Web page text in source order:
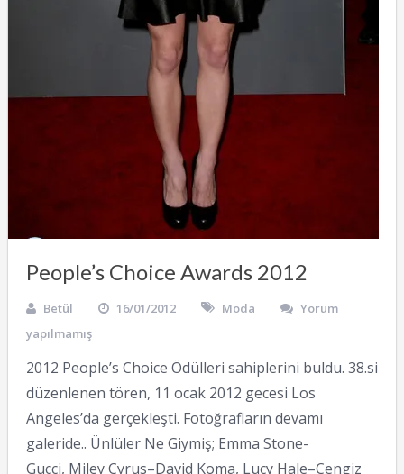
People’s Choice Awards 2012
Betül 16/01/2012 Moda
Yorum
yapılmamış
2012 People’s Choice Ödülleri sahiplerini buldu. 38.si
düzenlenen tören, 11 ocak 2012 gecesi Los
Angeles’da gerçekleşti. Fotoğrafların devamı
galeride.. Ünlüler Ne Giymiş; Emma Stone-
Gucci, Miley Cyrus–David Koma, Lucy Hale–Cengiz